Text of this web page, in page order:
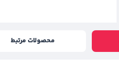
محصولات مرتبط